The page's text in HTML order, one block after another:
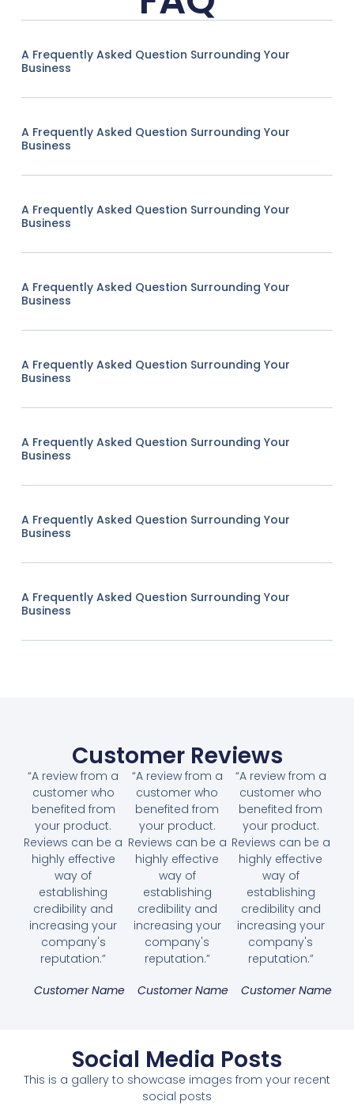
A Frequently Asked Question Surrounding Your
Business
A Frequently Asked Question Surrounding Your
Business
A Frequently Asked Question Surrounding Your
Business
A Frequently Asked Question Surrounding Your
Business
A Frequently Asked Question Surrounding Your
Business
A Frequently Asked Question Surrounding Your
Business
A Frequently Asked Question Surrounding Your
Business
A Frequently Asked Question Surrounding Your
Business
Customer Reviews
“A review from a
customer who
benefited from
your product.
Reviews can be a
highly effective
way of
establishing
credibility and
increasing your
company's
reputation.”
Customer Name
“A review from a
customer who
benefited from
your product.
Reviews can be a
highly effective
way of
establishing
credibility and
increasing your
company's
reputation.”
Customer Name
“A review from a
customer who
benefited from
your product.
Reviews can be a
highly effective
way of
establishing
credibility and
increasing your
company's
reputation.”
Customer Name
Social Media Posts
This is a gallery to showcase images from your recent
social posts